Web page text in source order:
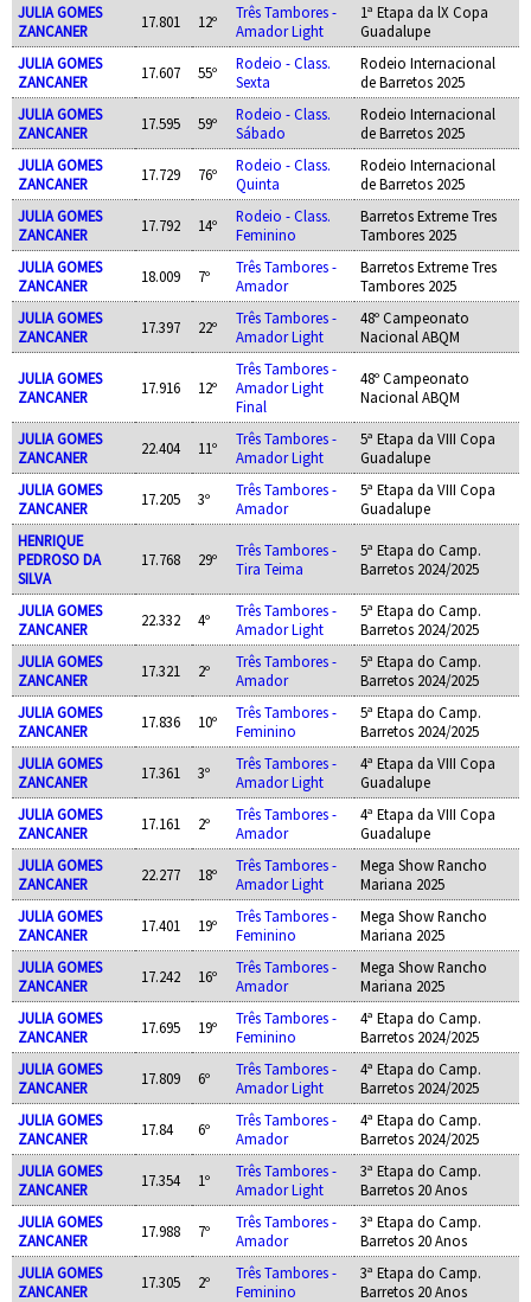
JULIA GOMES
ZANCANER
17.801 12º
Três Tambores -
Amador Light
1ª Etapa da lX Copa
Guadalupe
JULIA GOMES
ZANCANER
17.607 55º
Rodeio - Class.
Sexta
Rodeio Internacional
de Barretos 2025
JULIA GOMES
ZANCANER
17.595 59º
Rodeio - Class.
Sábado
Rodeio Internacional
de Barretos 2025
JULIA GOMES
ZANCANER
17.729 76º
Rodeio - Class.
Quinta
Rodeio Internacional
de Barretos 2025
JULIA GOMES
ZANCANER
17.792 14º
Rodeio - Class.
Feminino
Barretos Extreme Tres
Tambores 2025
JULIA GOMES
ZANCANER
18.009 7º
Três Tambores -
Amador
Barretos Extreme Tres
Tambores 2025
JULIA GOMES
ZANCANER
17.397 22º
Três Tambores -
Amador Light
48º Campeonato
Nacional ABQM
JULIA GOMES
ZANCANER
17.916 12º
Três Tambores -
Amador Light
Final
48º Campeonato
Nacional ABQM
JULIA GOMES
ZANCANER
22.404 11º
Três Tambores -
Amador Light
5ª Etapa da VIII Copa
Guadalupe
JULIA GOMES
ZANCANER
17.205 3º
Três Tambores -
Amador
5ª Etapa da VIII Copa
Guadalupe
HENRIQUE
PEDROSO DA
SILVA
17.768 29º
Três Tambores -
Tira Teima
5ª Etapa do Camp.
Barretos 2024/2025
JULIA GOMES
ZANCANER
22.332 4º
Três Tambores -
Amador Light
5ª Etapa do Camp.
Barretos 2024/2025
JULIA GOMES
ZANCANER
17.321 2º
Três Tambores -
Amador
5ª Etapa do Camp.
Barretos 2024/2025
JULIA GOMES
ZANCANER
17.836 10º
Três Tambores -
Feminino
5ª Etapa do Camp.
Barretos 2024/2025
JULIA GOMES
ZANCANER
17.361 3º
Três Tambores -
Amador Light
4ª Etapa da VIII Copa
Guadalupe
JULIA GOMES
ZANCANER
17.161 2º
Três Tambores -
Amador
4ª Etapa da VIII Copa
Guadalupe
JULIA GOMES
ZANCANER
22.277 18º
Três Tambores -
Amador Light
Mega Show Rancho
Mariana 2025
JULIA GOMES
ZANCANER
17.401 19º
Três Tambores -
Feminino
Mega Show Rancho
Mariana 2025
JULIA GOMES
ZANCANER
17.242 16º
Três Tambores -
Amador
Mega Show Rancho
Mariana 2025
JULIA GOMES
ZANCANER
17.695 19º
Três Tambores -
Feminino
4ª Etapa do Camp.
Barretos 2024/2025
JULIA GOMES
ZANCANER
17.809 6º
Três Tambores -
Amador Light
4ª Etapa do Camp.
Barretos 2024/2025
JULIA GOMES
ZANCANER
17.84 6º
Três Tambores -
Amador
4ª Etapa do Camp.
Barretos 2024/2025
JULIA GOMES
ZANCANER
17.354 1º
Três Tambores -
Amador Light
3ª Etapa do Camp.
Barretos 20 Anos
JULIA GOMES
ZANCANER
17.988 7º
Três Tambores -
Amador
3ª Etapa do Camp.
Barretos 20 Anos
JULIA GOMES
ZANCANER
17.305 2º
Três Tambores -
Feminino
3ª Etapa do Camp.
Barretos 20 Anos